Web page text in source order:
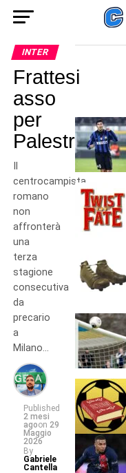
INTER
Frattesi
asso
per
Palestra?
centrocampista
romano
non
affronterà
una
terza
stagione
consecutiva
da
precario
a
Milano…
Published
2 mesi
agoon 29
Maggio
2026
By
Gabriele
Cantella